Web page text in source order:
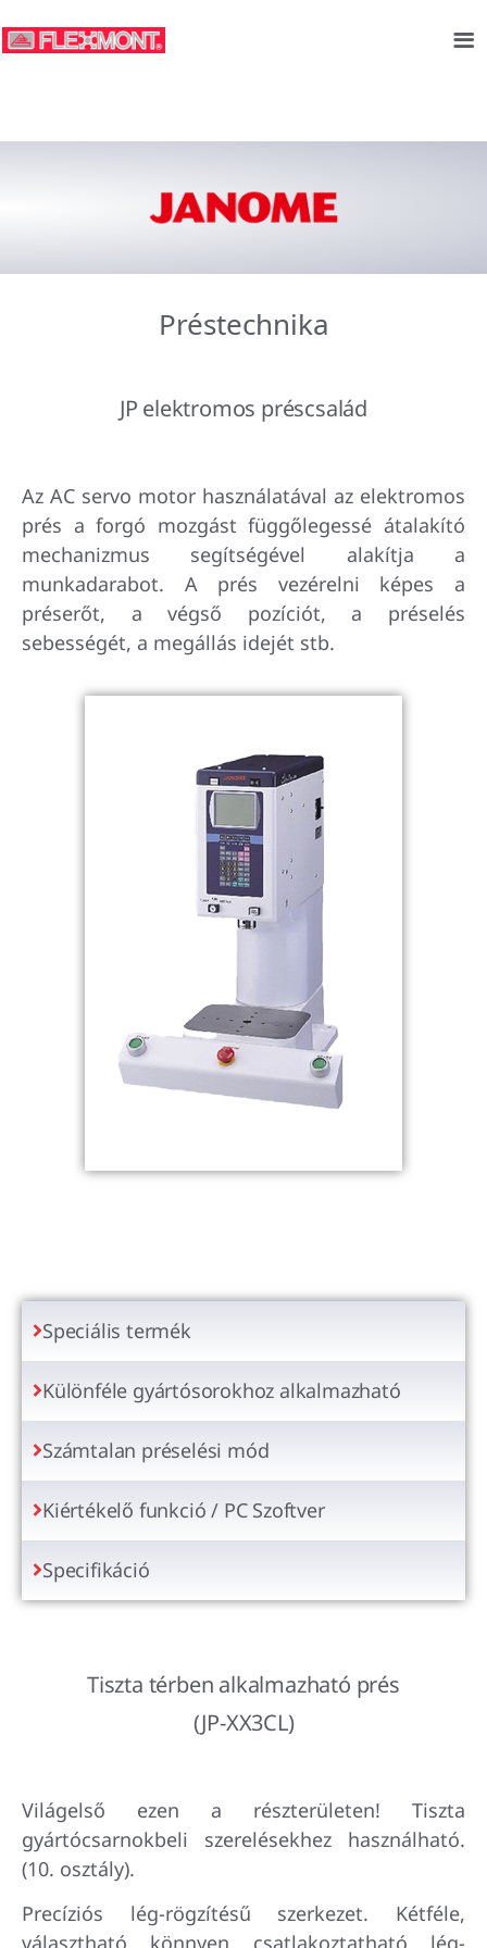
Préstechnika
JP elektromos préscsalád
Az AC servo motor használatával az elektromos
prés a forgó mozgást függőlegessé átalakító
mechanizmus segítségével alakítja a
munkadarabot. A prés vezérelni képes a
préserőt, a végső pozíciót, a préselés
sebességét, a megállás idejét stb.
Speciális termék
Különféle gyártósorokhoz alkalmazható
Számtalan préselési mód
Kiértékelő funkció / PC Szoftver
Specifikáció
Tiszta térben alkalmazható prés
(JP-XX3CL)
Világelső ezen a részterületen! Tiszta
gyártócsarnokbeli szerelésekhez használható.
(10. osztály).
Precíziós lég-rögzítésű szerkezet. Kétféle,
választható könnyen csatlakoztatható lég-